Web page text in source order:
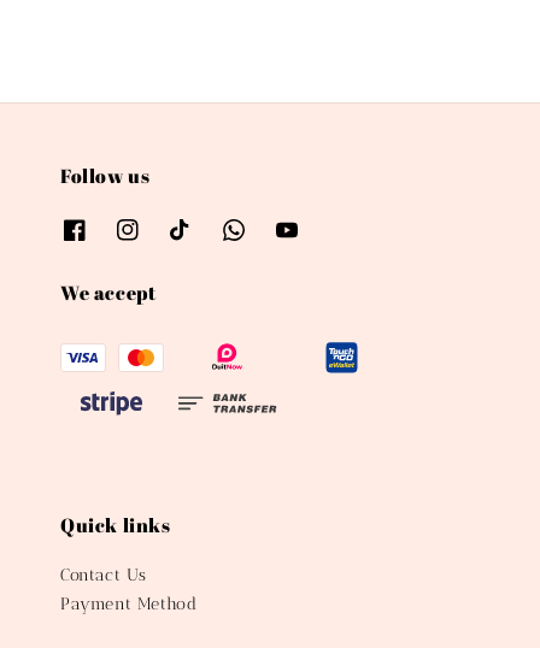
Follow us
We accept
Quick links
Contact Us
Payment Method